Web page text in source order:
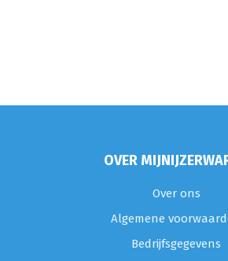
OVER
Over ons
Algemene
Bedrijfsgegevens